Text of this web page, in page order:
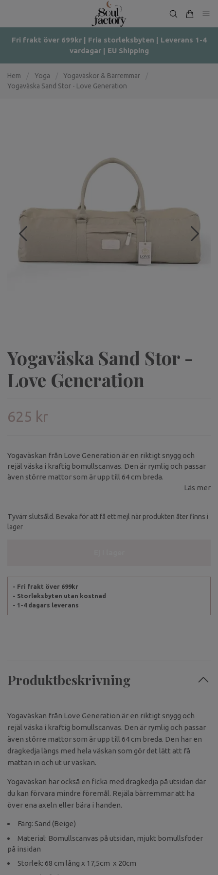
Fri frakt över 699kr | Fria storleksbyten | Leverans 1-4
vardagar | EU Shipping
Hem Yoga Yogaväskor & Bärremmar
Yogaväska Sand Stor - Love Generation
Yogaväska Sand Stor -
Love Generation
625 kr
Yogaväskan från Love Generation är en riktigt snygg och
rejäl väska i kraftig bomullscanvas. Den är rymlig och passar
även större mattor som är upp till 64 cm breda.
Läs mer
Tyvärr slutsåld. Bevaka för att få ett mejl när produkten åter finns i
lager
- Fri frakt över 699kr
- Storleksbyten utan kostnad
- 1-4 dagars leverans
Produktbeskrivning
Yogaväskan från Love Generation är en riktigt snygg och
rejäl väska i kraftig bomullscanvas. Den är rymlig och passar
även större mattor som är upp till 64 cm breda. Den har en
dragkedja längs med hela väskan som gör det lätt att få
mattan in och ut ur väskan.
Yogaväskan har också en ficka med dragkedja på utsidan där
du kan förvara mindre föremål. Rejäla bärremmar att ha
över ena axeln eller bära i handen.
Färg: Sand (Beige)
Material: Bomullscanvas på utsidan, mjukt bomullsfoder
på insidan
Storlek: 68 cm lång x 17,5cm x 20cm